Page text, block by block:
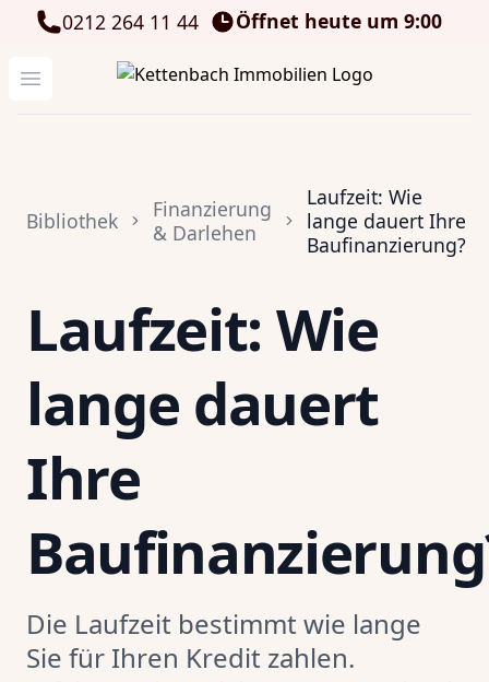
0212 264 11 44 Öffnet heute um 9:00
Menü öffnenKettenbach Immobilien GmbH
Bibliothek
Finanzierung
& Darlehen
Laufzeit: Wie
lange dauert Ihre
Baufinanzierung?
Laufzeit: Wie
lange dauert
Ihre
Die Laufzeit bestimmt wie lange
Sie für Ihren Kredit zahlen.